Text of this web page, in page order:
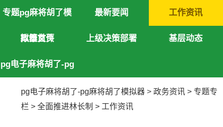
专题pg麻将胡了模
拟器首页
最新要闻 工作资讯
政策文件 上级决策部署 基层动态
pg电子麻将胡了-pg
麻将胡了模拟器
pg电子麻将胡了-pg麻将胡了模拟器 > 政务资讯 > 专题专
栏 > 全面推进林长制 > 工作资讯